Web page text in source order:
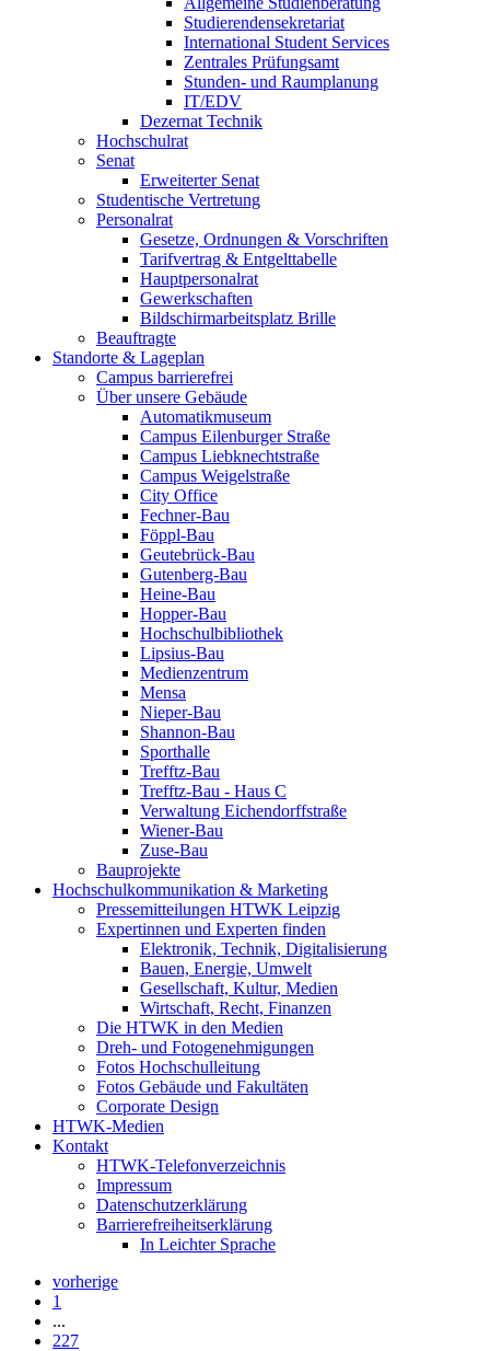
Studierendensekretariat
International Student Services
Zentrales Prüfungsamt
Stunden- und Raumplanung
IT/EDV
Dezernat Technik
Hochschulrat
Senat
Erweiterter Senat
Studentische Vertretung
Personalrat
Gesetze, Ordnungen & Vorschriften
Tarifvertrag & Entgelttabelle
Hauptpersonalrat
Gewerkschaften
Bildschirmarbeitsplatz Brille
Beauftragte
Standorte & Lageplan
Campus barrierefrei
Über unsere Gebäude
Automatikmuseum
Campus Eilenburger Straße
Campus Liebknechtstraße
Campus Weigelstraße
City Office
Fechner-Bau
Föppl-Bau
Geutebrück-Bau
Gutenberg-Bau
Heine-Bau
Hopper-Bau
Hochschulbibliothek
Lipsius-Bau
Medienzentrum
Mensa
Nieper-Bau
Shannon-Bau
Sporthalle
Trefftz-Bau
Trefftz-Bau - Haus C
Verwaltung Eichendorffstraße
Wiener-Bau
Zuse-Bau
Bauprojekte
Hochschulkommunikation & Marketing
Pressemitteilungen HTWK Leipzig
Expertinnen und Experten finden
Elektronik, Technik, Digitalisierung
Bauen, Energie, Umwelt
Gesellschaft, Kultur, Medien
Wirtschaft, Recht, Finanzen
Die HTWK in den Medien
Dreh- und Fotogenehmigungen
Fotos Hochschulleitung
Fotos Gebäude und Fakultäten
Corporate Design
HTWK-Medien
Kontakt
HTWK-Telefonverzeichnis
Impressum
Datenschutzerklärung
Barrierefreiheitserklärung
In Leichter Sprache
vorherige
1
...
227